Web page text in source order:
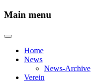
Main menu
Home
News
News-Archive
Verein